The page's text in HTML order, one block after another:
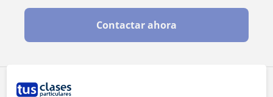
Comparte a este profesor
Contactar ahora